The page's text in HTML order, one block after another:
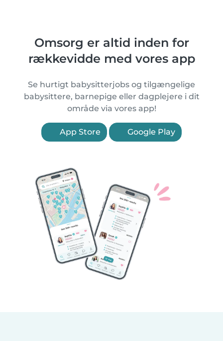
Omsorg er altid inden for
rækkevidde med vores app
Se hurtigt babysitterjobs og tilgængelige
babysittere, barnepige eller dagplejere i dit
område via vores app!
App Store Google Play